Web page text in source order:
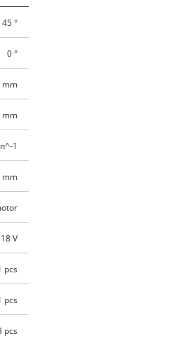
45 °
0 °
mm
mm
1
mm
18 V
pcs
pcs
pcs